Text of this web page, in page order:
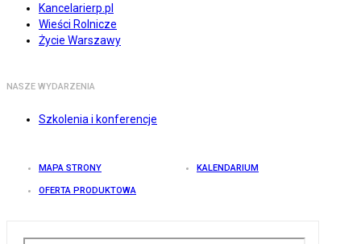
Kancelarierp.pl
Wieści Rolnicze
Życie Warszawy
NASZE WYDARZENIA
Szkolenia i konferencje
MAPA STRONY KALENDARIUM
OFERTA PRODUKTOWA